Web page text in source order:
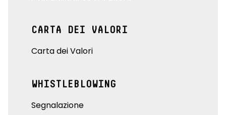
CARTA DEI VALORI
Carta dei Valori
WHISTLEBLOWING
Segnalazione